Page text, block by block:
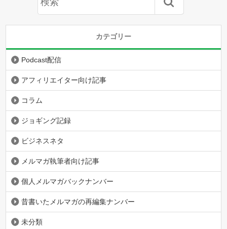
カテゴリー
Podcast配信
アフィリエイター向け記事
コラム
ジョギング記録
ビジネスネタ
メルマガ執筆者向け記事
個人メルマガバックナンバー
昔書いたメルマガの再編集ナンバー
未分類